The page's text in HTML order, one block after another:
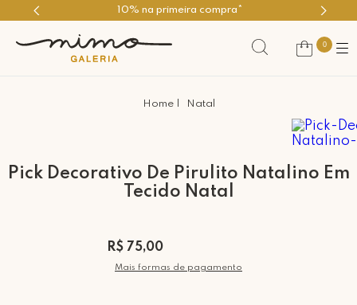
compra* Use o cupom
0
Natal
Pick Decorativo De Pirulito Natalino Em
Tecido Natal
R$ 75,00
Mais formas de pagamento